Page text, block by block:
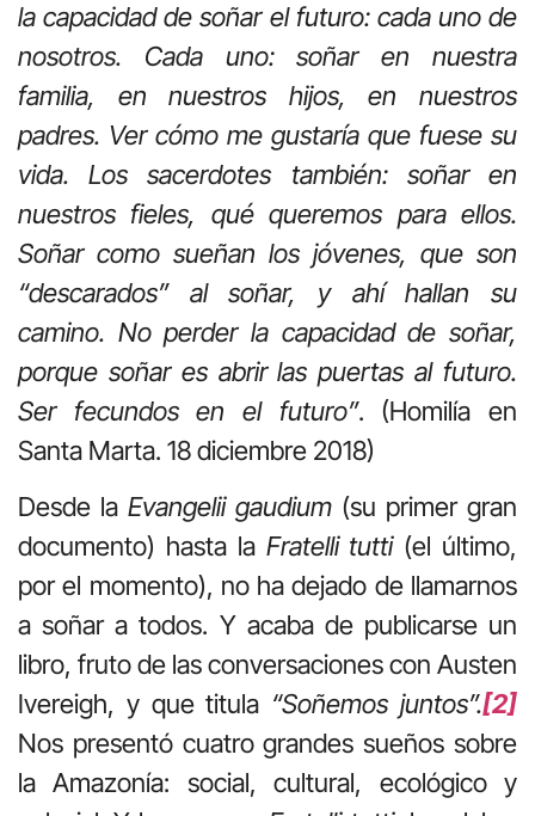
la capacidad de soñar el futuro: cada uno de
nosotros. Cada uno: soñar en nuestra
familia, en nuestros hijos, en nuestros
padres. Ver cómo me gustaría que fuese su
vida. Los sacerdotes también: soñar en
nuestros fieles, qué queremos para ellos.
Soñar como sueñan los jóvenes, que son
“descarados” al soñar, y ahí hallan su
camino. No perder la capacidad de soñar,
porque soñar es abrir las puertas al futuro.
Ser fecundos en el futuro”. (Homilía en
Santa Marta. 18 diciembre 2018)
Desde la Evangelii gaudium (su primer gran
documento) hasta la Fratelli tutti (el último,
por el momento), no ha dejado de llamarnos
a soñar a todos. Y acaba de publicarse un
libro, fruto de las conversaciones con Austen
Ivereigh, y que titula “Soñemos juntos”.[2]
Nos presentó cuatro grandes sueños sobre
la Amazonía: social, cultural, ecológico y